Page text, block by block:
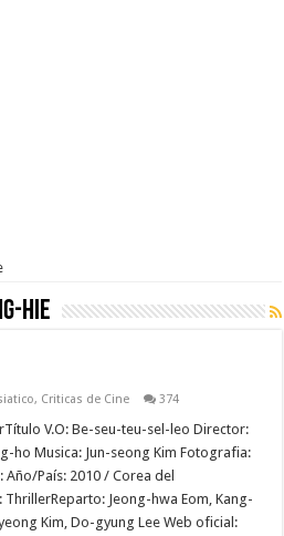
hie
, Criticas de Cine 374
V.O: Be-seu-teu-sel-leo Director:
ho Musica: Jun-seong Kim Fotografia:
País: 2010 / Corea del
Jeong-hwa Eom, Kang-
Kim, Do-gyung Lee Web oficial: